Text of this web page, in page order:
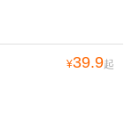
¥39.9起